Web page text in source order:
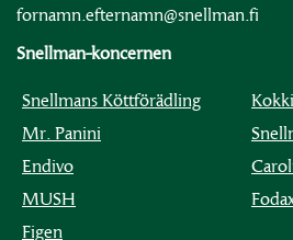
fornamn.efternamn@snellman.fi
Snellman-koncernen
Snellmans Köttförädling
Mr. Panini
Endivo
MUSH
Figen